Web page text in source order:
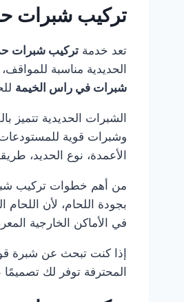
تركيب شبرات
تعد خدمة تركيب شبرات
الحديدية مناسبة
شبرات في راس الخيمة
الشبرات الحديدية
وشبرات قوية
الأعمدة، نوع الحديد،
من أهم خطوات تركيب
بجودة اللحام، لأن
في الأماكن الخارجية
إذا كنت تبحث عن شبرة
المحترفة توفر لك تصميمًا